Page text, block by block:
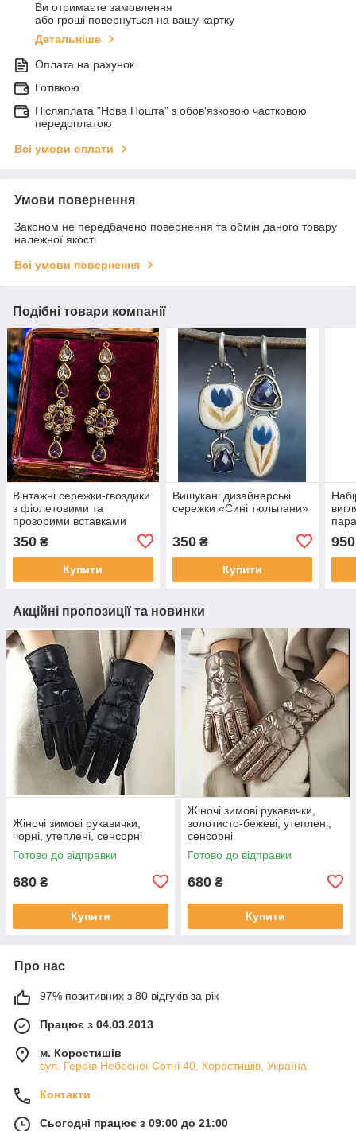
Ви отримаєте замовлення
або гроші повернуться на вашу картку
Детальніше
Оплата на рахунок
Готівкою
Післяплата "Нова Пошта" з обов'язковою частковою
передоплатою
Всі умови оплати
Умови повернення
Законом не передбачено повернення та обмін даного товару
належної якості
Всі умови повернення
Подібні товари компанії
Вінтажні сережки-гвоздики
з фіолетовими та
прозорими вставками
(Vintage Drop Earrings) —
довжина 8 см
350 ₴
Купити
Вишукані дизайнерські
сережки «Сині тюльпани»
350₴
Купити
для
950
Акційні пропозиції та новинки
Жіночі зимові рукавички,
чорні, утеплені, сенсорні
Готово до відправки
680 ₴
Купити
Жіночі зимові рукавички,
золотисто-бежеві, утеплені,
сенсорні
Готово до відправки
680 ₴
Купити
Про нас
97% позитивних з 80 відгуків за рік
Працює з 04.03.2013
м. Коростишів
вул. Героїв Небесної Сотні 40, Коростишів, Україна
Контакти
Сьогодні працює з 09:00 до 21:00